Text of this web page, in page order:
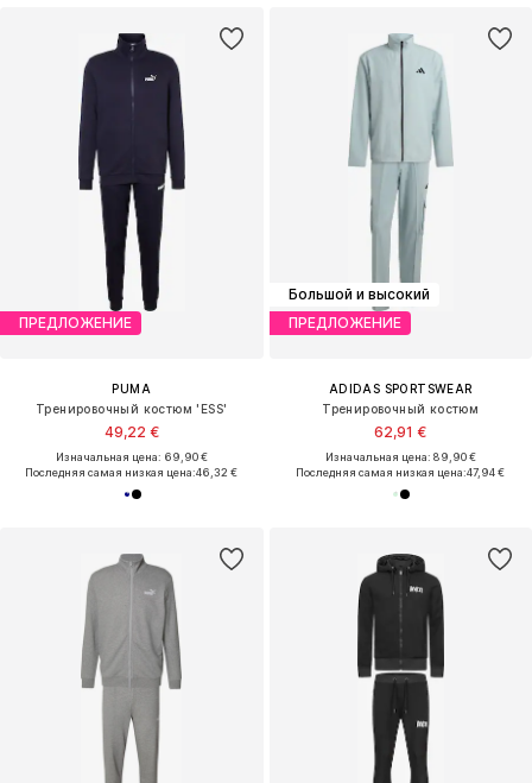
ПРЕДЛОЖЕНИЕ
PUMA
Тренировочный костюм 'ESS'
49,22 €
Изначальная цена: 69,90 €
Последняя самая низкая цена:46,32 €
Большой и высокий
ПРЕДЛОЖЕНИЕ
ADIDAS SPORTSWEAR
Тренировочный костюм
62,91 €
Изначальная цена: 89,90 €
Последняя самая низкая цена:47,94 €